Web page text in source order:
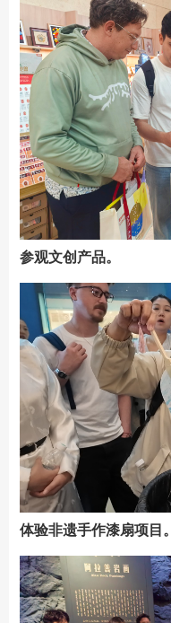
参观文创产品。
体验非遗手作漆扇项目。